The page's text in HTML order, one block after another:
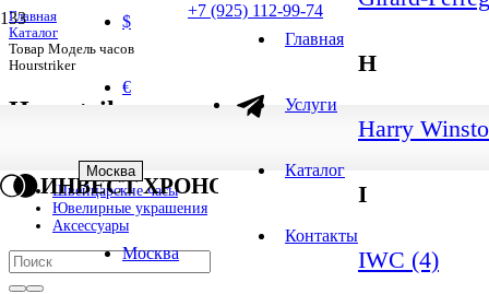
+7 (925) 112-99-74
$
€
Москва
Москва
Главная
Услуги
Каталог
Контакты
H
Harry
I
IWC (4)
ИНВЕСТ ХРОНО
Главная
Каталог
Товар Модель часов
Hourstriker
Hourstriker
результатов
Швейцарские часы
Ювелирные украшения
Аксессуары